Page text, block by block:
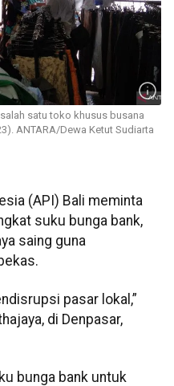
satu toko khusus busana
ANTARA/Dewa Ketut Sudiarta
(API) Bali meminta
suku bunga bank,
saing guna
pasar lokal,”
di Denpasar,
bunga bank untuk